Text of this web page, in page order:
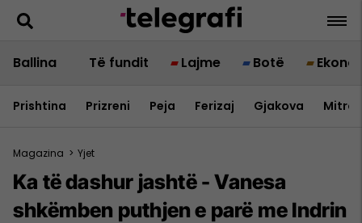
Ballina Të fundit Lajme Botë
Prishtina Prizreni Peja Ferizaj Gjakova
Magazina > Yjet
Ka të dashur jashtë - Vanesa
shkëmben puthjen e parë me Indrin